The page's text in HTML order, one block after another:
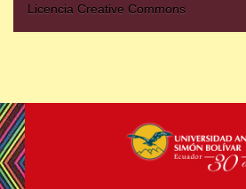
Licencia Creative Commons